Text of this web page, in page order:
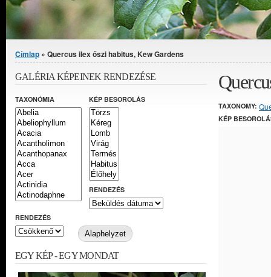
Jelenlegi hely
Címlap » Quercus ilex őszi habitus, Kew Gardens
TAXONOMY:
KÉP
GALÉRIA KÉPEINEK RENDEZÉSE
TAXONÓMIA KÉP BESOROLÁS
RENDEZÉS
RENDEZÉS
EGY KÉP - EGY MONDAT